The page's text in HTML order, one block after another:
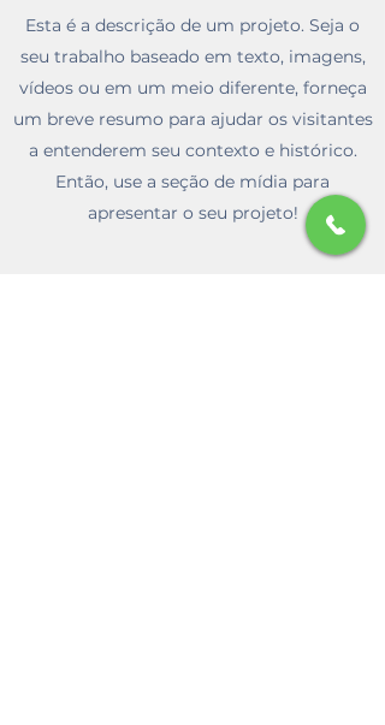
Esta é a descrição de um projeto. Seja o
seu trabalho baseado em texto, imagens,
vídeos ou em um meio diferente, forneça
um breve resumo para ajudar os visitantes
a entenderem seu contexto e histórico.
Então, use a seção de mídia para
apresentar o seu projeto!